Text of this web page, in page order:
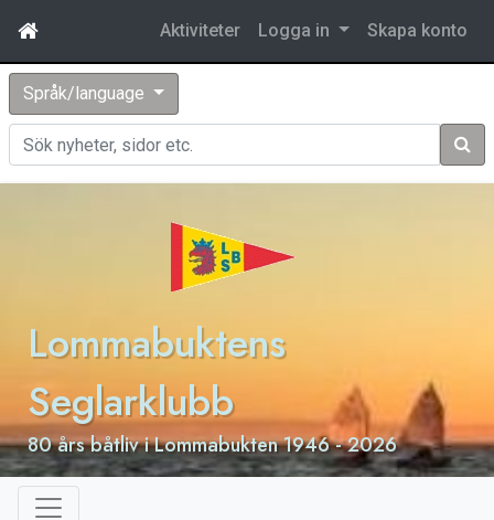
Aktiviteter Logga in Skapa konto
Språk/language
Sök
Lommabuktens
Seglarklubb
80 års båtliv i Lommabukten 1946 - 2026